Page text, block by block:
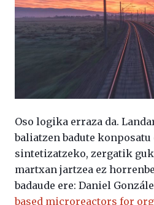
Oso logika erraza da.
baliatzen badute
sintetizatzeko, zergatik guk
martxan jartzea ez
badaude ere: Daniel
based microreactors for